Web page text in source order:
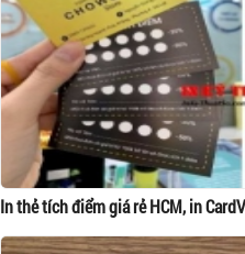
In thẻ tích điểm giá rẻ HCM, in